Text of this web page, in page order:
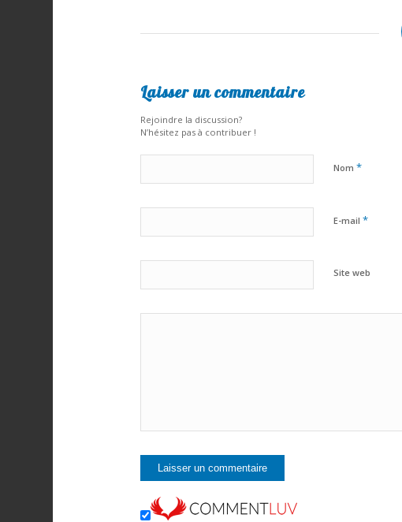
Laisser un commentaire
Rejoindre la discussion?
N’hésitez pas à contribuer !
Nom *
E-mail *
Site web